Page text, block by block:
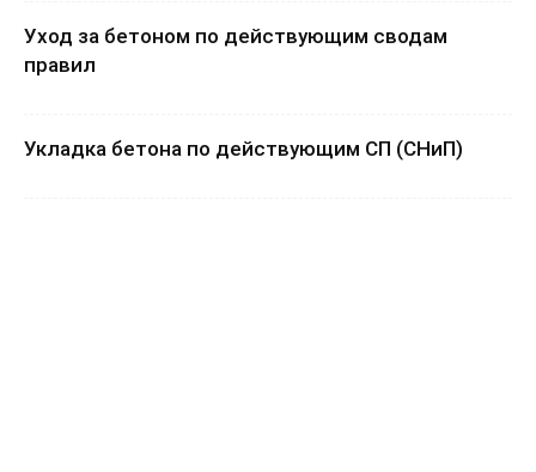
Уход за бетоном по действующим сводам
правил
Укладка бетона по действующим СП (СНиП)